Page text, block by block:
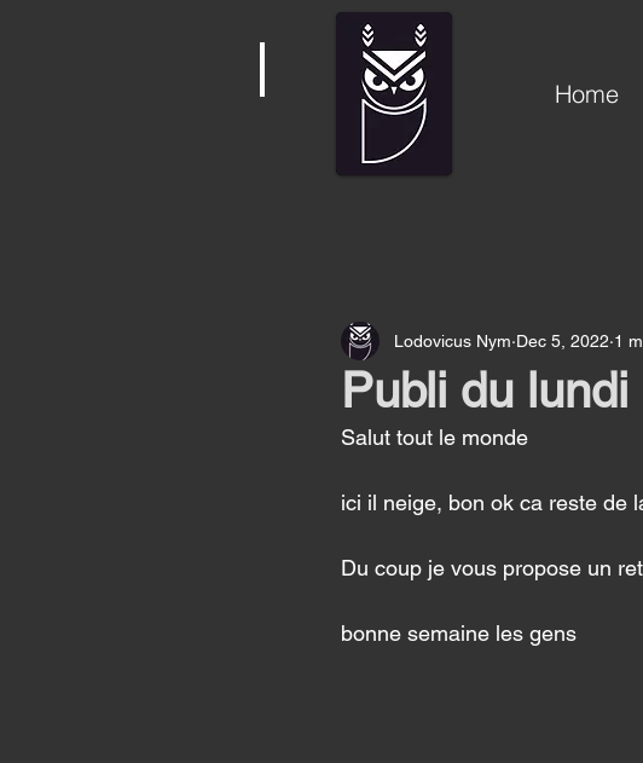
Home
Publi du lundi
Lodovicus Nym Dec 5, 2022 1
Salut tout le monde
ici il neige, bon ok ca reste de
Du coup je vous propose un
bonne semaine les gens